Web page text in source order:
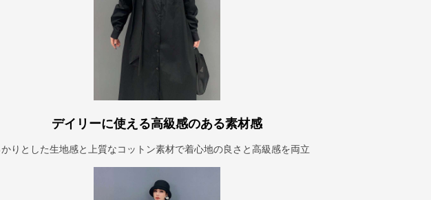
デイリーに使える高級感のある素材感
かりとした生地感と上質なコットン素材で着心地の良さと高級感を両立